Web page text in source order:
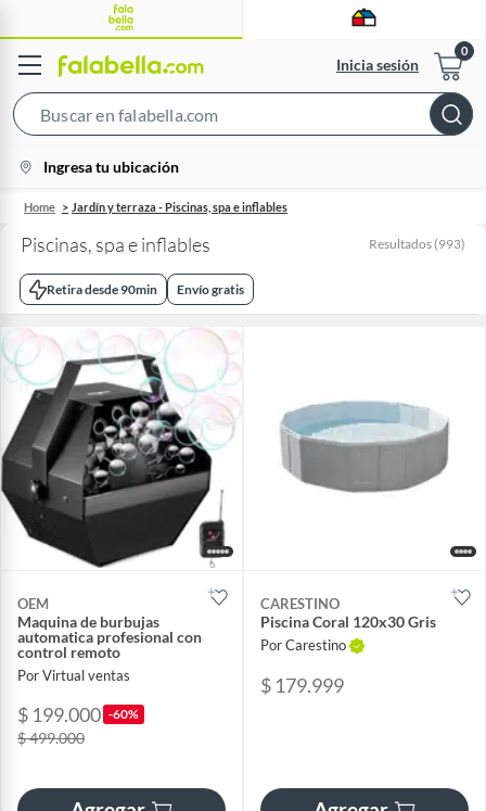
Inicia sesión
Bar
location-
icon
Ingresa tu ubicación
Home Jardín y terraza - Piscinas, spa e inflables
Piscinas, spa e inflables Resultados (993)
Retira desde 90min Envío gratis
OEM
Maquina de burbujas
automatica profesional con
control remoto
Por Virtual ventas
$ 199.000 -60%
$ 499.000
CARESTINO
Piscina Coral 120x30 Gris
Por Carestino
$ 179.999